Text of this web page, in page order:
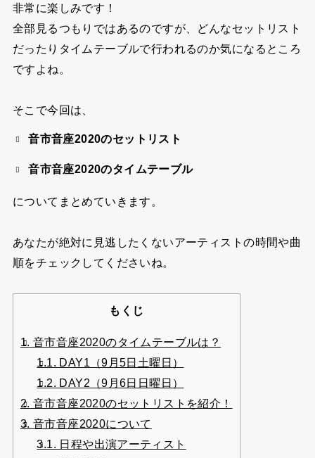
非常に楽しみです！
全部見るつもりではあるのですが、どんなセットリスト
だったりタイムテーブルで行われるのか気になるところ
ですよね。
そこで今回は、
音市音座2020のセットリスト
音市音座2020のタイムテーブル
についてまとめていきます。
あなたが絶対に見逃したくないアーティストの時間や曲
順をチェックしてくださいね。
もくじ
1. 音市音座2020のタイムテーブルは？
1.1. DAY1（9月5日土曜日）
1.2. DAY2（9月6日日曜日）
2. 音市音座2020のセットリストを紹介！
3. 音市音座2020について
3.1. 日程や出演アーティスト